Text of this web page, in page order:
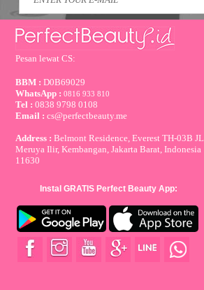
Pesan lewat CS:
BBM : D0B69029
WhatsApp :0816 933 810
Tel :0838 9798 0108
Email :cs@perfectbeauty.me
Address : Belmont Residence, Everest TH-03B JL
Meruya Ilir, Kembangan, Jakarta Barat, Indonesia
11630
Instal GRATIS Perfect Beauty App: